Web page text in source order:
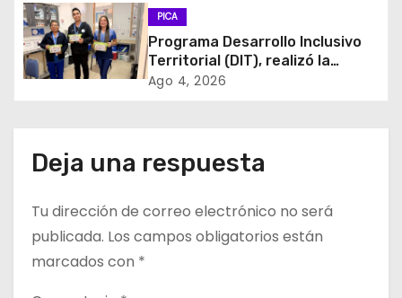
d
e
n
r
a
PICA
Programa Desarrollo Inclusivo
Territorial (DIT), realizó la
entrega de Cajas de Regulación
Ago 4, 2026
Deja una respuesta
Tu dirección de correo electrónico no será
publicada. Los campos obligatorios están
marcados con *